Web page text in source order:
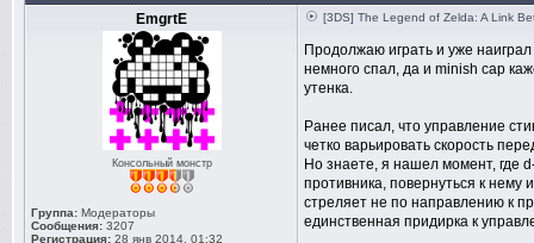
EmgrtE
Консольный монстр
Группа: Модераторы
Сообщения: 3207
Регистрация: 28 янв 2014, 01:32
[3DS] The Legend of Zelda: A Link
Продолжаю играть и уже
немного спал, да и minish cap
утенка.
Ранее писал, что управление
четко варьировать скорость
Но знаете, я нашел момент, где
противника, повернуться к нему
стреляет не по направлению к
единственная придирка к